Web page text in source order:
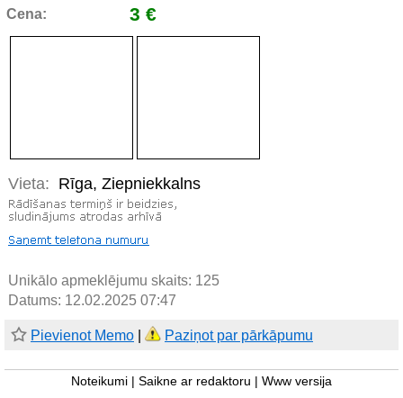
Cena: 3 €
Vieta: Rīga, Ziepniekkalns
Unikālo apmeklējumu skaits: 125
Datums: 12.02.2025 07:47
Pievienot Memo Paziņot par pārkāpumu
Noteikumi Saikne ar redaktoru Www versija